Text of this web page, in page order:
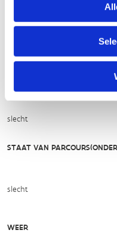
makkelijk
slecht
TIP:ontbrekende
STAAT VAN
slecht
WEER